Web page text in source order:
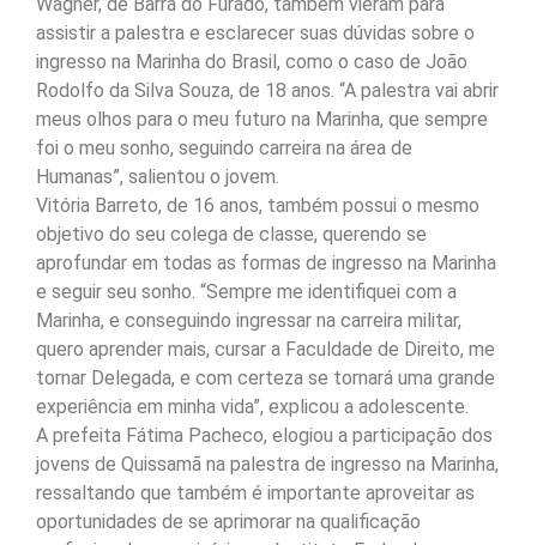
assistir a palestra e esclarecer suas dúvidas sobre o
ingresso na Marinha do Brasil, como o caso de João
Rodolfo da Silva Souza, de 18 anos. “A palestra vai abrir
meus olhos para o meu futuro na Marinha, que sempre
foi o meu sonho, seguindo carreira na área de
Humanas”, salientou o jovem.
Vitória Barreto, de 16 anos, também possui o mesmo
objetivo do seu colega de classe, querendo se
aprofundar em todas as formas de ingresso na Marinha
e seguir seu sonho. “Sempre me identifiquei com a
Marinha, e conseguindo ingressar na carreira militar,
quero aprender mais, cursar a Faculdade de Direito, me
tornar Delegada, e com certeza se tornará uma grande
experiência em minha vida”, explicou a adolescente.
A prefeita Fátima Pacheco, elogiou a participação dos
jovens de Quissamã na palestra de ingresso na Marinha,
ressaltando que também é importante aproveitar as
oportunidades de se aprimorar na qualificação